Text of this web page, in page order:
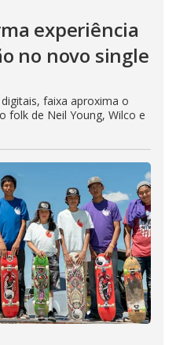
experiência
no novo single
faixa aproxima o
folk de Neil Young, Wilco e